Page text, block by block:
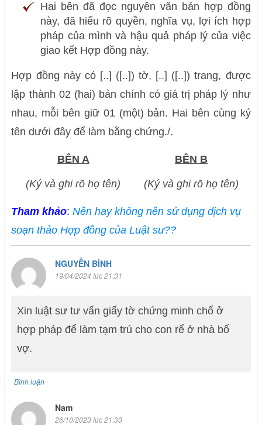
Hai bên đã đọc nguyên văn bản hợp đồng
này, đã hiểu rõ quyền, nghĩa vụ, lợi ích hợp
pháp của mình và hậu quả pháp lý của việc
giao kết Hợp đồng này.
Hợp đồng này có [..] ([..]) tờ, [..] ([..]) trang, được
lập thành 02 (hai) bản chính có giá trị pháp lý như
nhau, mỗi bên giữ 01 (một) bản. Hai bên cùng ký
tên dưới đây để làm bằng chứng./.
BÊN A
(Ký và ghi rõ họ tên)
BÊN B
(Ký và ghi rõ họ tên)
Tham khảo:Nên hay không nên sử dụng dịch vụ
soạn thảo Hợp đồng của Luật sư??
NGUYỄN BÌNH
19/04/2024 lúc 21:31
Xin luật sư tư vấn giấy tờ chứng minh chổ ở
hợp pháp để làm tạm trú cho con rể ở nhà bố
vợ.
Bình luận
Nam
26/10/2023 lúc 21:33